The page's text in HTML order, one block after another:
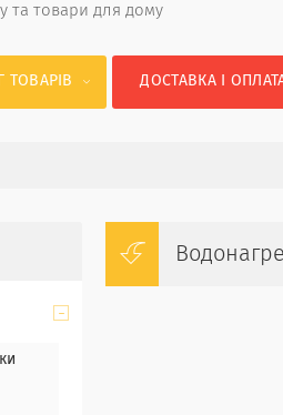
та товари для дому
ТОВАРІВ ДОСТАВКА І